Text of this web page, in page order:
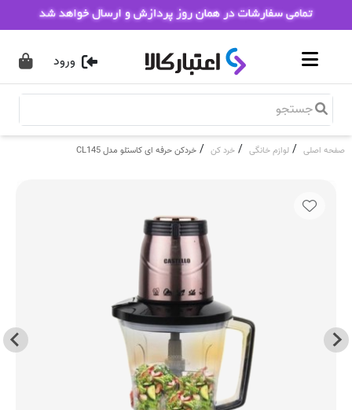
ورود
صفحه اصلی / لوازم خانگی / خرد کن / خردکن حرفه ای کاستلو مدل CL145